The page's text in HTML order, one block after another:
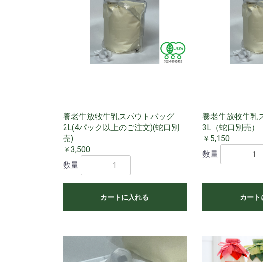
養老牛放牧牛乳スパウトバッグ
2L(4パック以上のご注文)(蛇口別
売)
￥3,500
数量
カートに入れる
養老牛放牧牛乳
3L（蛇口別売）
￥5,150
数量
カート